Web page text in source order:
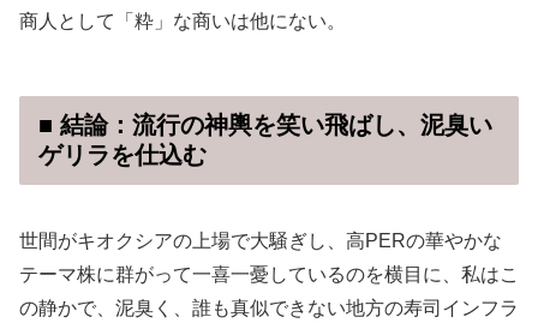
商人として「粋」な商いは他にない。
■ 結論：流行の神輿を笑い飛ばし、泥臭い
ゲリラを仕込む
世間がキオクシアの上場で大騒ぎし、高PERの華やかな
テーマ株に群がって一喜一憂しているのを横目に、私はこ
の静かで、泥臭く、誰も真似できない地方の寿司インフラ